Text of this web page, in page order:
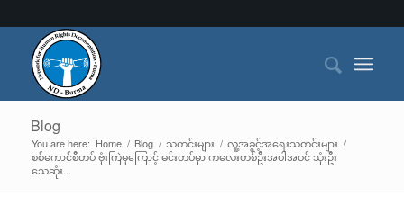
Blog
You are here: Home / Blog / သတင်းများ / လူ့အခွင့်အရေးသတင်းများ /
စစ်ကောင်စီတပ် ဗုံးကြဲမှုကြောင့် မင်းတပ်မှာ ကလေးတစ်ဦးအပါအဝင် သုံးဦး
သေဆုံး...